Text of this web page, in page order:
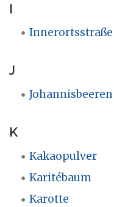
I
Innerortsstraße
J
Johannisbeeren
K
Kakaopulver
Karitébaum
Karotte